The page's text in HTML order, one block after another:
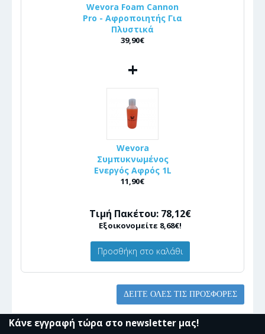
Wevora Foam Cannon
Pro - Αφροποιητής Για
Πλυστικά
39,90€
+
Wevora
Συμπυκνωμένος
Ενεργός Αφρός 1L
11,90€
Τιμή Πακέτου: 78,12€
Εξοικονομείτε 8,68€!
Προσθήκη στο καλάθι
ΔΕΊΤΕ ΌΛΕΣ ΤΙΣ ΠΡΟΣΦΟΡΈΣ
Κάνε εγγραφή τώρα στο newsletter μας!